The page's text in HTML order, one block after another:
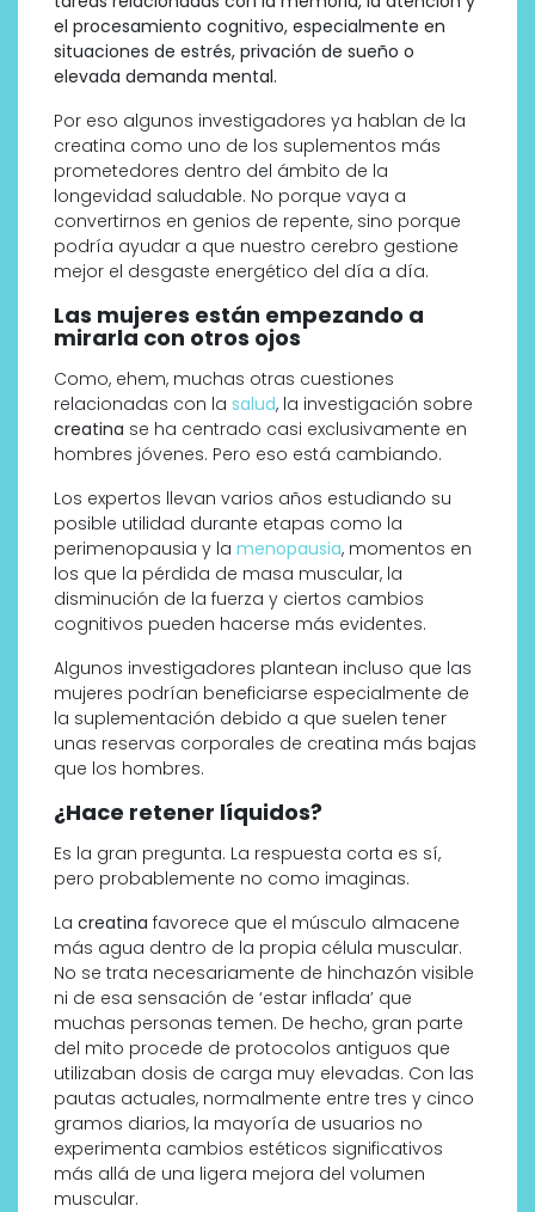
el procesamiento cognitivo, especialmente en
situaciones de estrés, privación de sueño o
elevada demanda mental.
Por eso algunos investigadores ya hablan de la
creatina como uno de los suplementos más
prometedores dentro del ámbito de la
longevidad saludable. No porque vaya a
convertirnos en genios de repente, sino porque
podría ayudar a que nuestro cerebro gestione
mejor el desgaste energético del día a día.
Las mujeres están empezando a
mirarla con otros ojos
Como, ehem, muchas otras cuestiones
relacionadas con la salud, la investigación sobre
creatina se ha centrado casi exclusivamente en
hombres jóvenes. Pero eso está cambiando.
Los expertos llevan varios años estudiando su
posible utilidad durante etapas como la
perimenopausia y la menopausia, momentos en
los que la pérdida de masa muscular, la
disminución de la fuerza y ciertos cambios
cognitivos pueden hacerse más evidentes.
Algunos investigadores plantean incluso que las
mujeres podrían beneficiarse especialmente de
la suplementación debido a que suelen tener
unas reservas corporales de creatina más bajas
que los hombres.
¿Hace retener líquidos?
Es la gran pregunta. La respuesta corta es sí,
pero probablemente no como imaginas.
La creatina favorece que el músculo almacene
más agua dentro de la propia célula muscular.
No se trata necesariamente de hinchazón visible
ni de esa sensación de ‘estar inflada’ que
muchas personas temen. De hecho, gran parte
del mito procede de protocolos antiguos que
utilizaban dosis de carga muy elevadas. Con las
pautas actuales, normalmente entre tres y cinco
gramos diarios, la mayoría de usuarios no
experimenta cambios estéticos significativos
más allá de una ligera mejora del volumen
muscular.